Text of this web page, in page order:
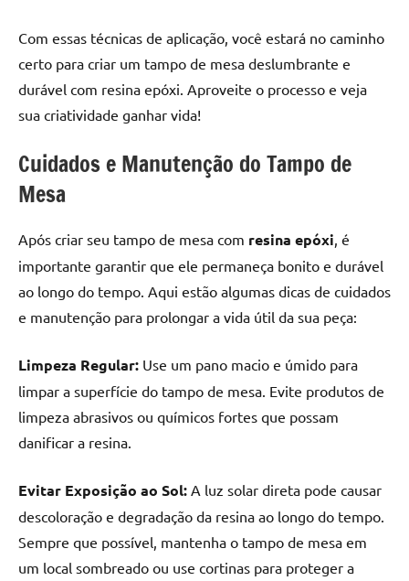
Com essas técnicas de aplicação, você estará no caminho
certo para criar um tampo de mesa deslumbrante e
durável com resina epóxi. Aproveite o processo e veja
sua criatividade ganhar vida!
Cuidados e Manutenção do Tampo de
Mesa
Após criar seu tampo de mesa com resina epóxi , é
importante garantir que ele permaneça bonito e durável
ao longo do tempo. Aqui estão algumas dicas de cuidados
e manutenção para prolongar a vida útil da sua peça:
Limpeza Regular: Use um pano macio e úmido para
limpar a superfície do tampo de mesa. Evite produtos de
limpeza abrasivos ou químicos fortes que possam
danificar a resina.
Evitar Exposição ao Sol: A luz solar direta pode causar
descoloração e degradação da resina ao longo do tempo.
Sempre que possível, mantenha o tampo de mesa em
um local sombreado ou use cortinas para proteger a